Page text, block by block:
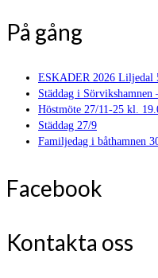
På gång
ESKADER 2026 Liljedal
Städdag i
Höstmöte 27/11-25 kl.
Städdag 27/9
Familjedag i båthamnen
Facebook
Kontakta oss